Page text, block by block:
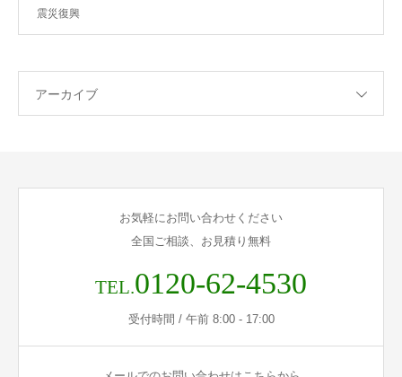
震災復興
アーカイブ
お気軽にお問い合わせください
全国ご相談、お見積り無料
TEL.0120-62-4530
受付時間 / 午前 8:00 - 17:00